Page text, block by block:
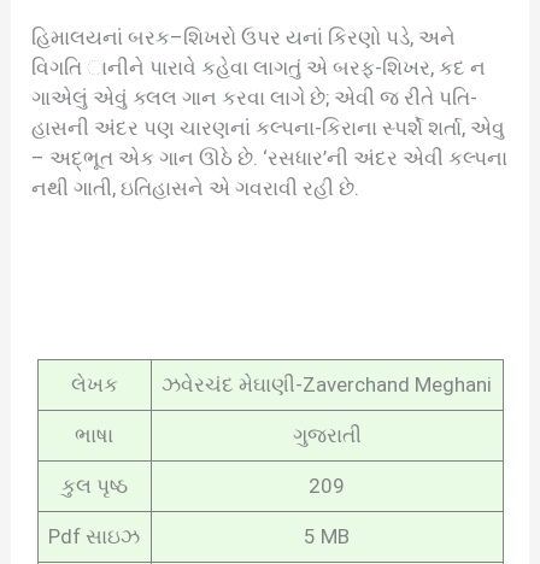
હિમાલયનાં બરક–શિખરો ઉપર યનાં કિરણો પડે, અને
વિગતિ ાનીને પારાવે કહેવા લાગતું એ બરફ-શિખર, કદ ન
ગાએલું એવું ક્લલ ગાન કરવા લાગે છે; એવી જ રીતે પતિ-
હાસની અંદર પણ ચારણનાં કલ્પના-કિરાના સ્પર્શે શર્તા, એવુ
– અદ્ભૂત એક ગાન ઊઠે છે. ‘રસધાર’ની અંદર એવી કલ્પના
નથી ગાતી, ઇતિહાસને એ ગવરાવી રહી છે.
લેખક ઝવેરચંદ મેઘાણી-Zaverchand Meghani
ભાષા ગુજરાતી
કુલ પૃષ્ઠ 209
Pdf સાઇઝ 5 MB